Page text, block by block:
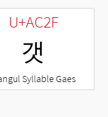
U+AC2F
갯
Syllable Gaes